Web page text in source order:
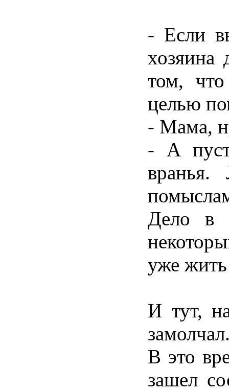
- Если
том,
целью
- Мама,
- А
Дело в
уже
И тут,
В это
зашел